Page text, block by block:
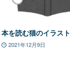
本を読む猫のイラスト
2021年12月9日